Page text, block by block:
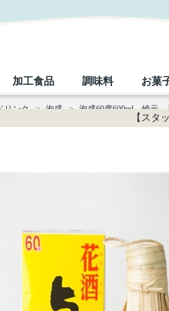
加工食品 調味料 お菓
【スタ
リンク > 泡盛 > 泡盛60度600ml 崎元